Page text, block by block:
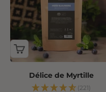
Délice de Myrtille
(221)